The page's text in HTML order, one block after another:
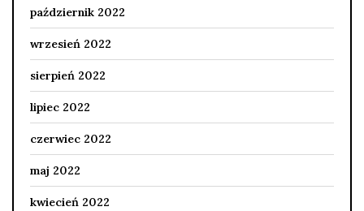
październik 2022
wrzesień 2022
sierpień 2022
lipiec 2022
czerwiec 2022
maj 2022
kwiecień 2022